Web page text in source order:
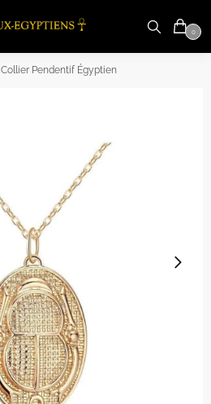
0
Collier Pendentif Égyptien